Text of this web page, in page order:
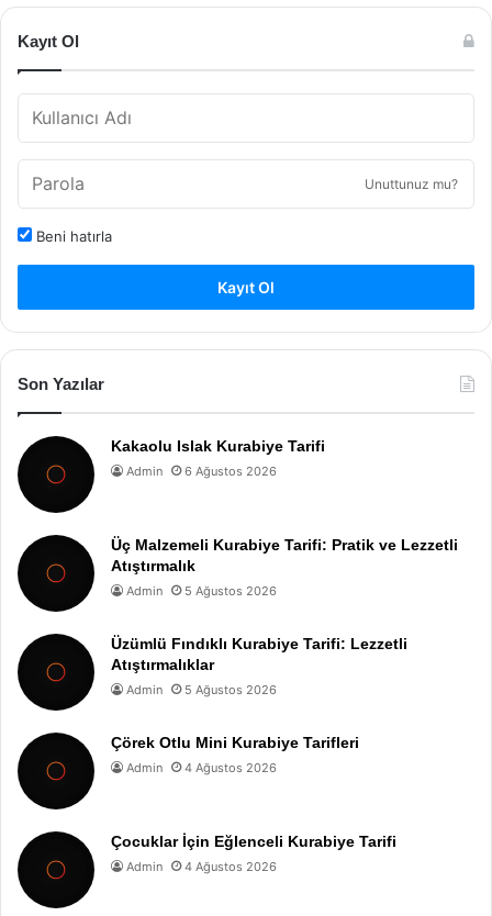
Kayıt Ol
Unuttunuz mu?
Beni hatırla
Kayıt Ol
Son Yazılar
Kakaolu Islak Kurabiye Tarifi
Admin 6 Ağustos 2026
Üç Malzemeli Kurabiye Tarifi: Pratik ve Lezzetli
Atıştırmalık
Admin 5 Ağustos 2026
Üzümlü Fındıklı Kurabiye Tarifi: Lezzetli
Atıştırmalıklar
Admin 5 Ağustos 2026
Çörek Otlu Mini Kurabiye Tarifleri
Admin 4 Ağustos 2026
Çocuklar İçin Eğlenceli Kurabiye Tarifi
Admin 4 Ağustos 2026